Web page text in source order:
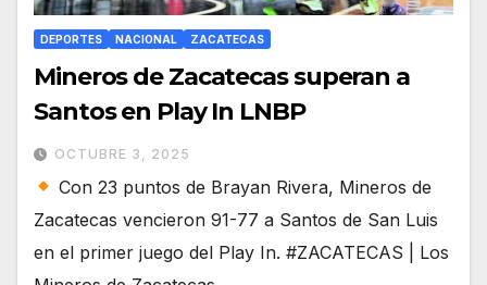
DEPORTES NACIONAL ZACATECAS
Mineros de Zacatecas superan a
Santos en Play In LNBP
OCTUBRE 3, 2025
Con 23 puntos de Brayan Rivera, Mineros de
Zacatecas vencieron 91-77 a Santos de San Luis
en el primer juego del Play In. #ZACATECAS | Los